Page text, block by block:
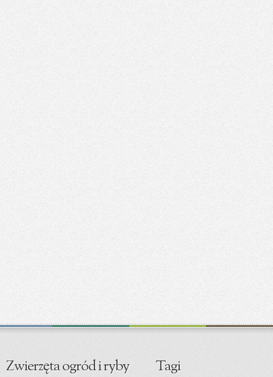
Zwierzęta ogród i ryby Tagi